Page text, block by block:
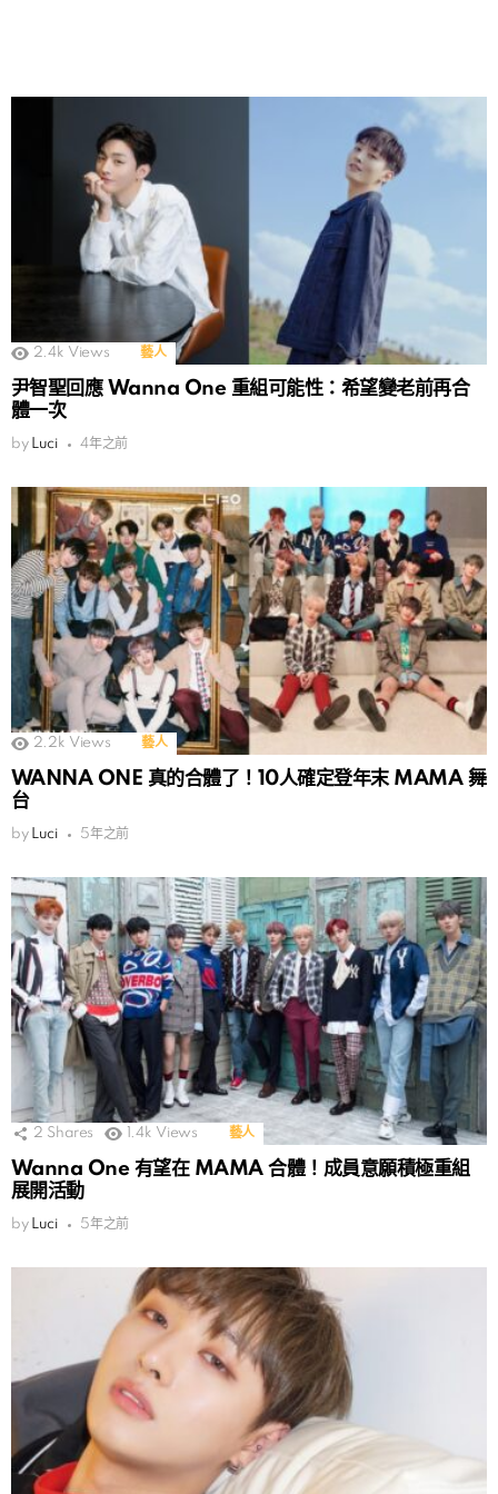
2.4k Views 藝人
尹智聖回應 Wanna One 重組可能性：希望變老前再合
體一次
by Luci 4年之前
2.2k Views 藝人
WANNA ONE 真的合體了！10人確定登年末 MAMA 舞
台
by Luci 5年之前
2 Shares 1.4k Views 藝人
Wanna One 有望在 MAMA 合體！成員意願積極重組
展開活動
by Luci 5年之前